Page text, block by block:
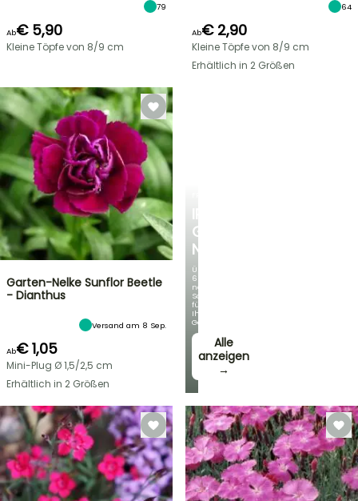
IRIS
GERMANICA
NEUHEITEN
Über
60
neue
Sorten
für
Ihren
Garten!
Alle
anzeigen
→
79
Ab€ 5,90
Kleine Töpfe von 8/9 cm
64
Ab€ 2,90
Kleine Töpfe von 8/9 cm
Erhältlich in 2 Größen
Garten-Nelke Sunflor Beetle
- Dianthus
Versand am 8 Sep.
Ab€ 1,05
Mini-Plug Ø 1,5/2,5 cm
Erhältlich in 2 Größen